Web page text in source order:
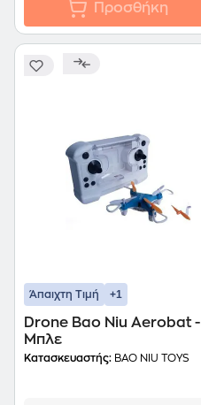
Προσθήκη
Άπαιχτη Τιμή +1
Drone Bao Niu Aerobat -
Μπλε
Κατασκευαστής: BAO NIU TOYS